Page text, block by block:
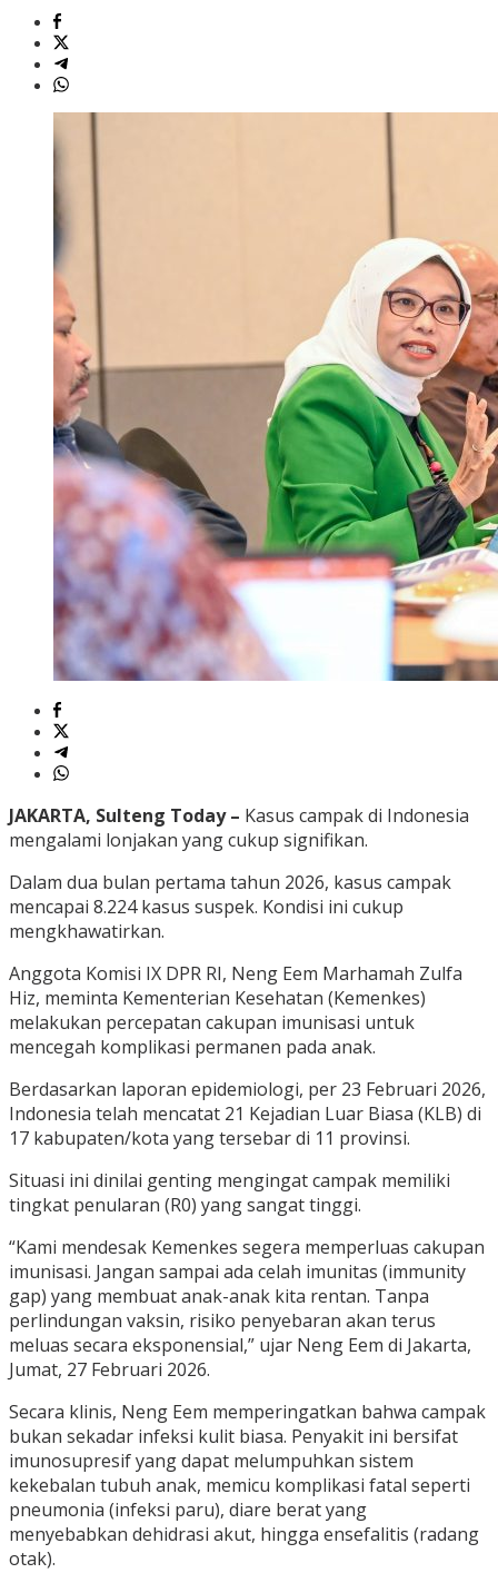
JAKARTA, Sulteng Today – Kasus campak di Indonesia
mengalami lonjakan yang cukup signifikan.
Dalam dua bulan pertama tahun 2026, kasus campak
mencapai 8.224 kasus suspek. Kondisi ini cukup
mengkhawatirkan.
Anggota Komisi IX DPR RI, Neng Eem Marhamah Zulfa
Hiz, meminta Kementerian Kesehatan (Kemenkes)
melakukan percepatan cakupan imunisasi untuk
mencegah komplikasi permanen pada anak.
Berdasarkan laporan epidemiologi, per 23 Februari 2026,
Indonesia telah mencatat 21 Kejadian Luar Biasa (KLB) di
17 kabupaten/kota yang tersebar di 11 provinsi.
Situasi ini dinilai genting mengingat campak memiliki
tingkat penularan (R0) yang sangat tinggi.
“Kami mendesak Kemenkes segera memperluas cakupan
imunisasi. Jangan sampai ada celah imunitas (immunity
gap) yang membuat anak-anak kita rentan. Tanpa
perlindungan vaksin, risiko penyebaran akan terus
meluas secara eksponensial,” ujar Neng Eem di Jakarta,
Jumat, 27 Februari 2026.
Secara klinis, Neng Eem memperingatkan bahwa campak
bukan sekadar infeksi kulit biasa. Penyakit ini bersifat
imunosupresif yang dapat melumpuhkan sistem
kekebalan tubuh anak, memicu komplikasi fatal seperti
pneumonia (infeksi paru), diare berat yang
menyebabkan dehidrasi akut, hingga ensefalitis (radang
otak).